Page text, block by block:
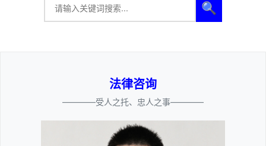
🔍
法律咨询
————受人之托、忠人之事————